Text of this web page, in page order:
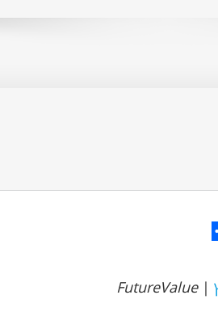
|
FutureValue